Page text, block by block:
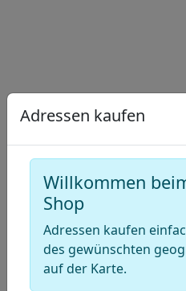
polygon
a
Draw
circle
Edit
layers
Delete
layers
Adressen kaufen
Willkommen
Shop
Adressen kaufen
des gewünschten
auf der Karte.